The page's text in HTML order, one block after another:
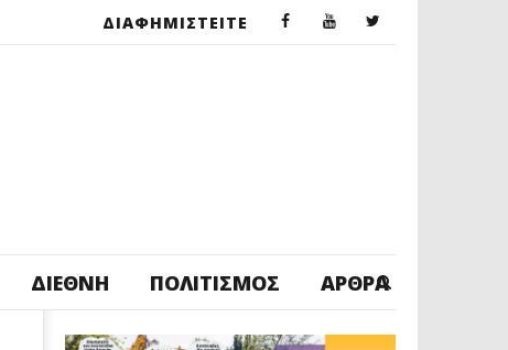
ΔΙΑΦΗΜΙΣΤΕΙΤΕ
ΔΙΕΘΝΉ ΠΟΛΙΤΙΣΜΌΣ ΆΡΘΡΑ